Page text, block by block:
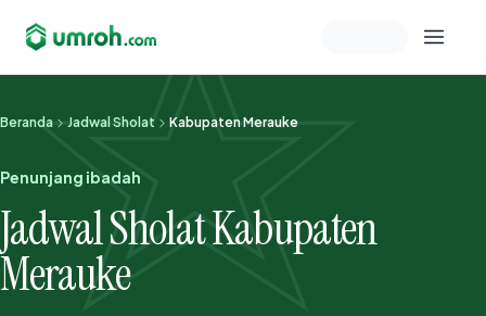
Memeriksa sesi akun
Beranda Jadwal Sholat Kabupaten Merauke
Penunjang ibadah
Jadwal Sholat Kabupaten
Merauke